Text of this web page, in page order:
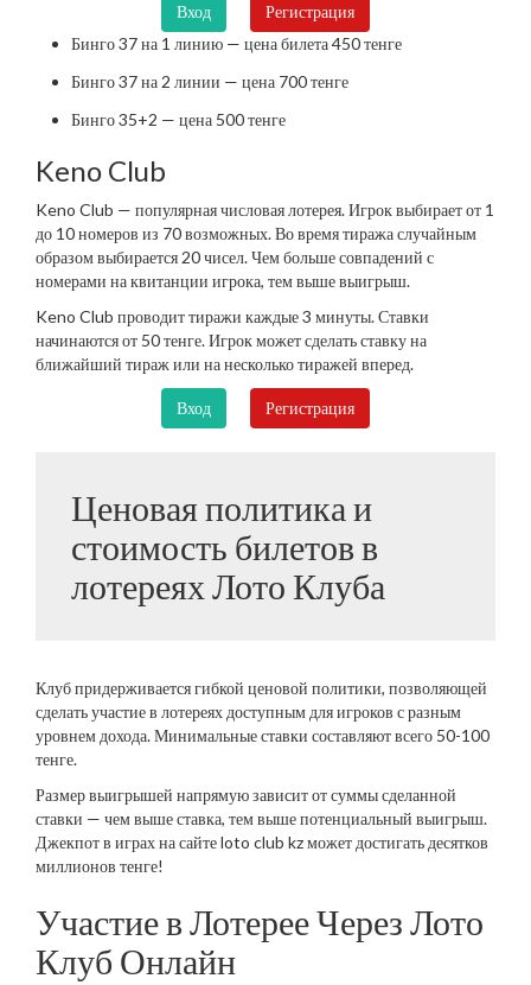
Вход
Регистрация
Бинго 37 на 1 линию — цена билета 450 тенге
Бинго 37 на 2 линии — цена 700 тенге
Бинго 35+2 — цена 500 тенге
Keno Club
Keno Club — популярная числовая лотерея. Игрок выбирает от 1
до 10 номеров из 70 возможных. Во время тиража случайным
образом выбирается 20 чисел. Чем больше совпадений с
номерами на квитанции игрока, тем выше выигрыш.
Keno Club проводит тиражи каждые 3 минуты. Ставки
начинаются от 50 тенге. Игрок может сделать ставку на
ближайший тираж или на несколько тиражей вперед.
Вход Регистрация
Ценовая политика и
стоимость билетов в
лотереях Лото Клуба
Клуб придерживается гибкой ценовой политики, позволяющей
сделать участие в лотереях доступным для игроков с разным
уровнем дохода. Минимальные ставки составляют всего 50-100
тенге.
Размер выигрышей напрямую зависит от суммы сделанной
ставки — чем выше ставка, тем выше потенциальный выигрыш.
Джекпот в играх на сайте loto club kz может достигать десятков
миллионов тенге!
Участие в Лотерее Через Лото
Клуб Онлайн